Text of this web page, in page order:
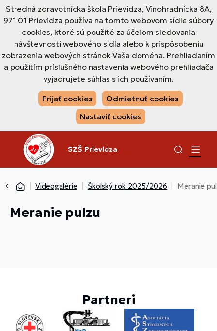
Stredná zdravotnícka škola Prievidza, Vinohradnícka 8A,
971 01 Prievidza používa na tomto webovom sídle súbory
cookies, ktoré sú použité za účelom sledovania
návštevnosti webového sídla alebo k prispôsobeniu
zobrazenia webových stránok Vaša doména. Prehliadaním
a použitím príslušného nastavenia webového prehliadača
vyjadrujete súhlas s ich používaním.
Prijať cookies
Odmietnuť cookies
Nastaviť cookies
SZŠ Prievidza
Videogalérie Školský rok 2025/2026 Meranie
Meranie pulzu
Partneri